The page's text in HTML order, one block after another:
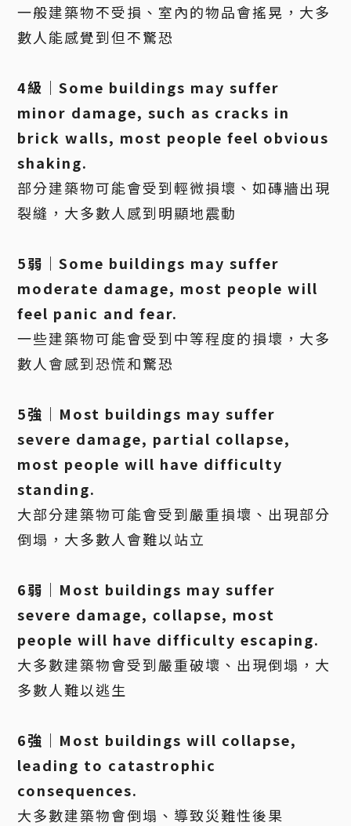
一般建築物不受損、室內的物品會搖晃，大多
數人能感覺到但不驚恐
4級｜Some buildings may suffer
minor damage, such as cracks in
brick walls, most people feel obvious
shaking.
部分建築物可能會受到輕微損壞、如磚牆出現
裂縫，大多數人感到明顯地震動
5弱｜Some buildings may suffer
moderate damage, most people will
feel panic and fear.
一些建築物可能會受到中等程度的損壞，大多
數人會感到恐慌和驚恐
5強｜Most buildings may suffer
severe damage, partial collapse,
most people will have difficulty
standing.
大部分建築物可能會受到嚴重損壞、出現部分
倒塌，大多數人會難以站立
6弱｜Most buildings may suffer
severe damage, collapse, most
people will have difficulty escaping.
大多數建築物會受到嚴重破壞、出現倒塌，大
多數人難以逃生
6強｜Most buildings will collapse,
leading to catastrophic
consequences.
大多數建築物會倒塌、導致災難性後果